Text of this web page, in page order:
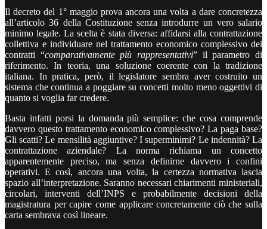
Il decreto del 1° maggio prova ancora una volta a dare concretezza
all’articolo 36 della Costituzione senza introdurre un vero salario
minimo legale. La scelta è stata diversa: affidarsi alla contrattazione
collettiva e individuare nel trattamento economico complessivo dei
contratti “comparativamente più rappresentativi” il parametro di
riferimento. In teoria, una soluzione coerente con la tradizione
italiana. In pratica, però, il legislatore sembra aver costruito un
sistema che continua a poggiare su concetti molto meno oggettivi di
quanto si voglia far credere.
Basta infatti porsi la domanda più semplice: che cosa comprende
davvero questo trattamento economico complessivo? La paga base?
Gli scatti? Le mensilità aggiuntive? I superminimi? Le indennità? La
contrattazione aziendale? La norma richiama un concetto
apparentemente preciso, ma senza definirne davvero i confini
operativi. E così, ancora una volta, la certezza normativa lascia
spazio all’interpretazione. Saranno necessari chiarimenti ministeriali,
circolari, interventi dell’INPS e probabilmente decisioni della
magistratura per capire come applicare concretamente ciò che sulla
carta sembrava così lineare.